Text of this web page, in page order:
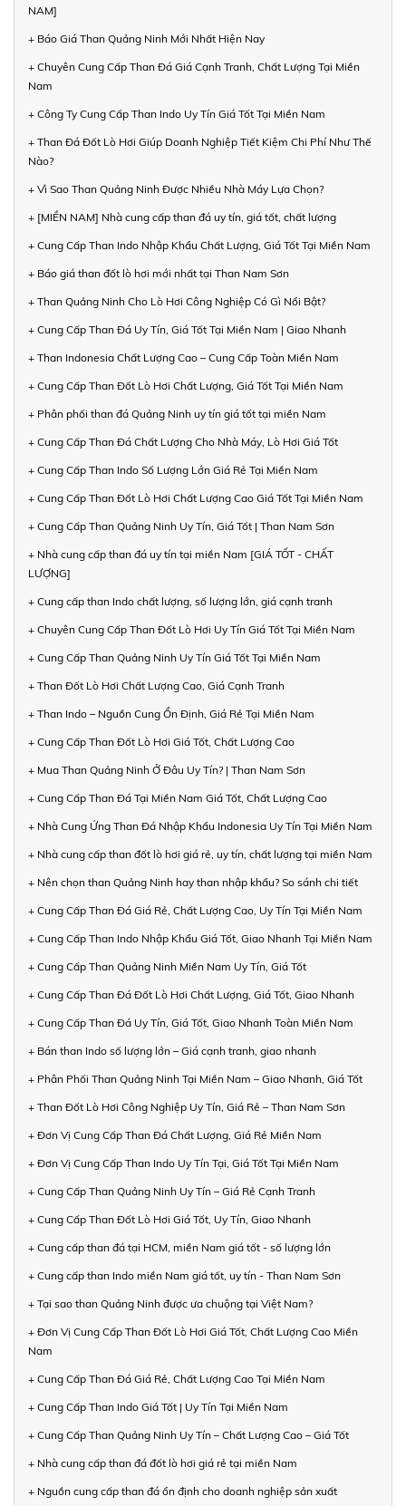
NAM]
+ Báo Giá Than Quảng Ninh Mới Nhất Hiện Nay
+ Chuyên Cung Cấp Than Đá Giá Cạnh Tranh, Chất Lượng Tại Miền
Nam
+ Công Ty Cung Cấp Than Indo Uy Tín Giá Tốt Tại Miền Nam
+ Than Đá Đốt Lò Hơi Giúp Doanh Nghiệp Tiết Kiệm Chi Phí Như Thế
Nào?
+ Vì Sao Than Quảng Ninh Được Nhiều Nhà Máy Lựa Chọn?
+ [MIỀN NAM] Nhà cung cấp than đá uy tín, giá tốt, chất lượng
+ Cung Cấp Than Indo Nhập Khẩu Chất Lượng, Giá Tốt Tại Miền Nam
+ Báo giá than đốt lò hơi mới nhất tại Than Nam Sơn
+ Than Quảng Ninh Cho Lò Hơi Công Nghiệp Có Gì Nổi Bật?
+ Cung Cấp Than Đá Uy Tín, Giá Tốt Tại Miền Nam | Giao Nhanh
+ Than Indonesia Chất Lượng Cao – Cung Cấp Toàn Miền Nam
+ Cung Cấp Than Đốt Lò Hơi Chất Lượng, Giá Tốt Tại Miền Nam
+ Phân phối than đá Quảng Ninh uy tín giá tốt tại miền Nam
+ Cung Cấp Than Đá Chất Lượng Cho Nhà Máy, Lò Hơi Giá Tốt
+ Cung Cấp Than Indo Số Lượng Lớn Giá Rẻ Tại Miền Nam
+ Cung Cấp Than Đốt Lò Hơi Chất Lượng Cao Giá Tốt Tại Miền Nam
+ Cung Cấp Than Quảng Ninh Uy Tín, Giá Tốt | Than Nam Sơn
+ Nhà cung cấp than đá uy tín tại miền Nam [GIÁ TỐT - CHẤT
LƯỢNG]
+ Cung cấp than Indo chất lượng, số lượng lớn, giá cạnh tranh
+ Chuyên Cung Cấp Than Đốt Lò Hơi Uy Tín Giá Tốt Tại Miền Nam
+ Cung Cấp Than Quảng Ninh Uy Tín Giá Tốt Tại Miền Nam
+ Than Đốt Lò Hơi Chất Lượng Cao, Giá Cạnh Tranh
+ Than Indo – Nguồn Cung Ổn Định, Giá Rẻ Tại Miền Nam
+ Cung Cấp Than Đốt Lò Hơi Giá Tốt, Chất Lượng Cao
+ Mua Than Quảng Ninh Ở Đâu Uy Tín? | Than Nam Sơn
+ Cung Cấp Than Đá Tại Miền Nam Giá Tốt, Chất Lượng Cao
+ Nhà Cung Ứng Than Đá Nhập Khẩu Indonesia Uy Tín Tại Miền Nam
+ Nhà cung cấp than đốt lò hơi giá rẻ, uy tín, chất lượng tại miền Nam
+ Nên chọn than Quảng Ninh hay than nhập khẩu? So sánh chi tiết
+ Cung Cấp Than Đá Giá Rẻ, Chất Lượng Cao, Uy Tín Tại Miền Nam
+ Cung Cấp Than Indo Nhập Khẩu Giá Tốt, Giao Nhanh Tại Miền Nam
+ Cung Cấp Than Quảng Ninh Miền Nam Uy Tín, Giá Tốt
+ Cung Cấp Than Đá Đốt Lò Hơi Chất Lượng, Giá Tốt, Giao Nhanh
+ Cung Cấp Than Đá Uy Tín, Giá Tốt, Giao Nhanh Toàn Miền Nam
+ Bán than Indo số lượng lớn – Giá cạnh tranh, giao nhanh
+ Phân Phối Than Quảng Ninh Tại Miền Nam – Giao Nhanh, Giá Tốt
+ Than Đốt Lò Hơi Công Nghiệp Uy Tín, Giá Rẻ – Than Nam Sơn
+ Đơn Vị Cung Cấp Than Đá Chất Lượng, Giá Rẻ Miền Nam
+ Đơn Vị Cung Cấp Than Indo Uy Tín Tại, Giá Tốt Tại Miền Nam
+ Cung Cấp Than Quảng Ninh Uy Tín – Giá Rẻ Cạnh Tranh
+ Cung Cấp Than Đốt Lò Hơi Giá Tốt, Uy Tín, Giao Nhanh
+ Cung cấp than đá tại HCM, miền Nam giá tốt - số lượng lớn
+ Cung cấp than Indo miền Nam giá tốt, uy tín - Than Nam Sơn
+ Tại sao than Quảng Ninh được ưa chuộng tại Việt Nam?
+ Đơn Vị Cung Cấp Than Đốt Lò Hơi Giá Tốt, Chất Lượng Cao Miền
Nam
+ Cung Cấp Than Đá Giá Rẻ, Chất Lượng Cao Tại Miền Nam
+ Cung Cấp Than Indo Giá Tốt | Uy Tín Tại Miền Nam
+ Cung Cấp Than Quảng Ninh Uy Tín – Chất Lượng Cao – Giá Tốt
+ Nhà cung cấp than đá đốt lò hơi giá rẻ tại miền Nam
+ Nguồn cung cấp than đá ổn định cho doanh nghiệp sản xuất